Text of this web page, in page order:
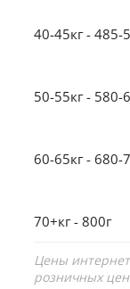
40-45кг - 485-
50-55кг - 580-
60-65кг - 680-
70+кг - 800г
Цены
розничных